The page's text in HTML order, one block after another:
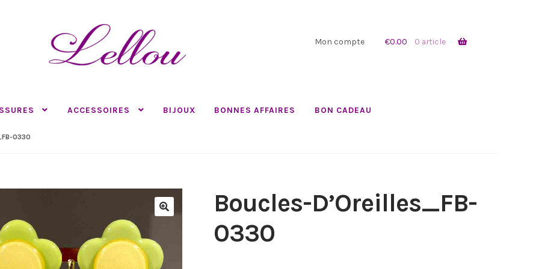
€0.00 0 article
Mon compte
ACCESSOIRES BIJOUX BONNES AFFAIRES BON CADEAU
0330
Boucles-D’Oreilles_FB-
0330